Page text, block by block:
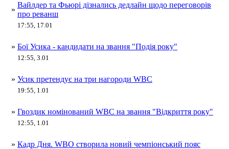
»
Вайлдер та Фьюрі дізнались дедлайн щодо переговорів
про реванш
17:55, 17.01
» Бої Усика - кандидати на звання "Подія року"
12:55, 3.01
» Усик претендує на три нагороди WBC
19:55, 1.01
» Гвоздик номінований WBC на звання "Відкриття року"
12:55, 1.01
» Кадр Дня. WBO створила новий чемпіонський пояс